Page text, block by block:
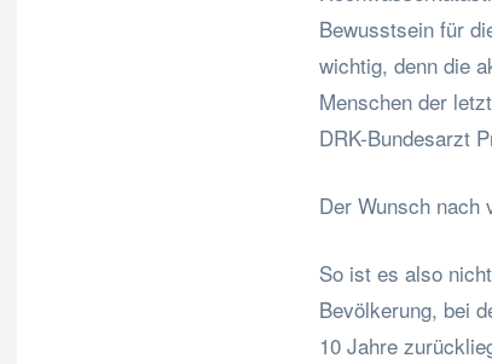
Bewusstsein für
wichtig, denn die
Menschen der
DRK-Bundesarzt
Der Wunsch nach
So ist es also
Bevölkerung, bei
10 Jahre